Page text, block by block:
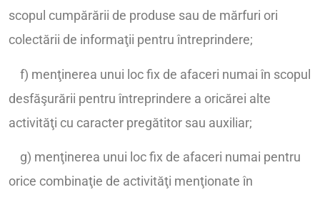
scopul cumpărării de produse sau de mărfuri ori
colectării de informaţii pentru întreprindere;
f) menţinerea unui loc fix de afaceri numai în scopul
desfăşurării pentru întreprindere a oricărei alte
activităţi cu caracter pregătitor sau auxiliar;
g) menţinerea unui loc fix de afaceri numai pentru
orice combinaţie de activităţi menţionate în